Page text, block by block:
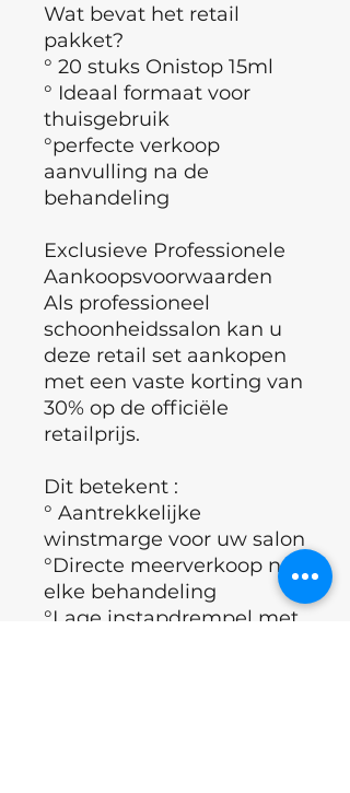
Wat bevat het retail
pakket?
° 20 stuks Onistop 15ml
° Ideaal formaat voor
thuisgebruik
°perfecte verkoop
aanvulling na de
behandeling
Exclusieve Professionele
Aankoopsvoorwaarden
Als professioneel
schoonheidssalon kan u
deze retail set aankopen
met een vaste korting van
30% op de officiële
retailprijs.
Dit betekent :
° Aantrekkelijke
winstmarge voor uw salon
°Directe meerverkoop na
elke behandeling
°Lage instapdrempel met